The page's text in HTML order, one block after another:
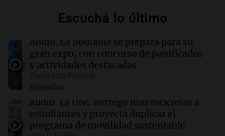
Desafíos y soluciones en la seguridad vial
17:54 Sociedad
Tensión frente al Congreso: la Policía
manifestantes
Tendencias en decoración: lo vintage vuelve
Escuchá lo último
Audio. La Boulaille se prepara para su
gran expo, con concurso de panificados
y actividades destacadas
Episodios
Audio. La UNC entregó más bicicletas a
estudiantes y proyecta duplicar el
programa de movilidad sustentable